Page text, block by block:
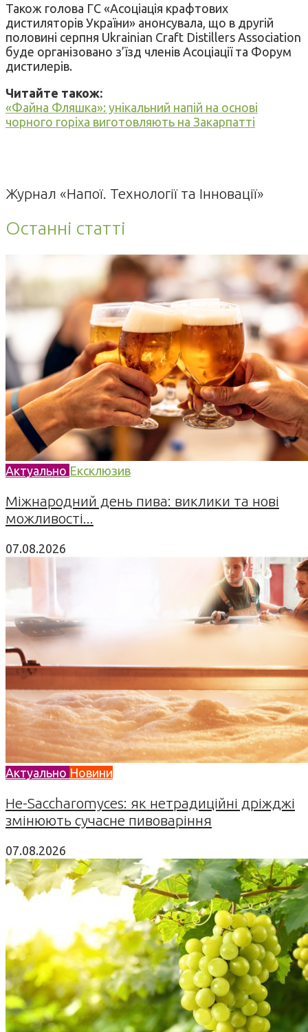
Також голова ГС «Асоціація крафтових
дистиляторів України» анонсувала, що в другій
половині серпня Ukrainian Craft Distillers Association
буде організовано з’їзд членів Асоціації та Форум
дистилерів.
Читайте також:
«Файна Фляшка»: унікальний напій на основі
чорного горіха виготовляють на Закарпатті
Журнал «Напої. Технології та Інновації»
Останні статті
Актуально Ексклюзив
Міжнародний день пива: виклики та нові
можливості...
07.08.2026
Актуально Новини
Не-Saccharomyces: як нетрадиційні дріжджі
змінюють сучасне пивоваріння
07.08.2026